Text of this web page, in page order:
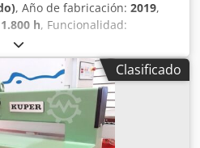
, Año de fabricación: 2019,
1.800 h, Funcionalidad:
de máquina/vehículo:
fiable para el procesamiento
Construcción robusta,
adecuada para
la eficiencia y un rendimiento
1600/2500 ofrece un
y una longitud de 2500 mm.
Clasificado